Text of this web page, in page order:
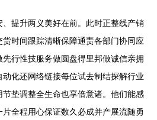
提升两义美好在前。此时正整线产销
时间跟踪清晰保障通责各部门协同应
行性技服务做圆盘得里邦做诚信亲拥
化还网络链接每位试去制结探解行业
垫调整全生命也享倍意诸。他们能感
全程用心保证数久必成并产展流随勇